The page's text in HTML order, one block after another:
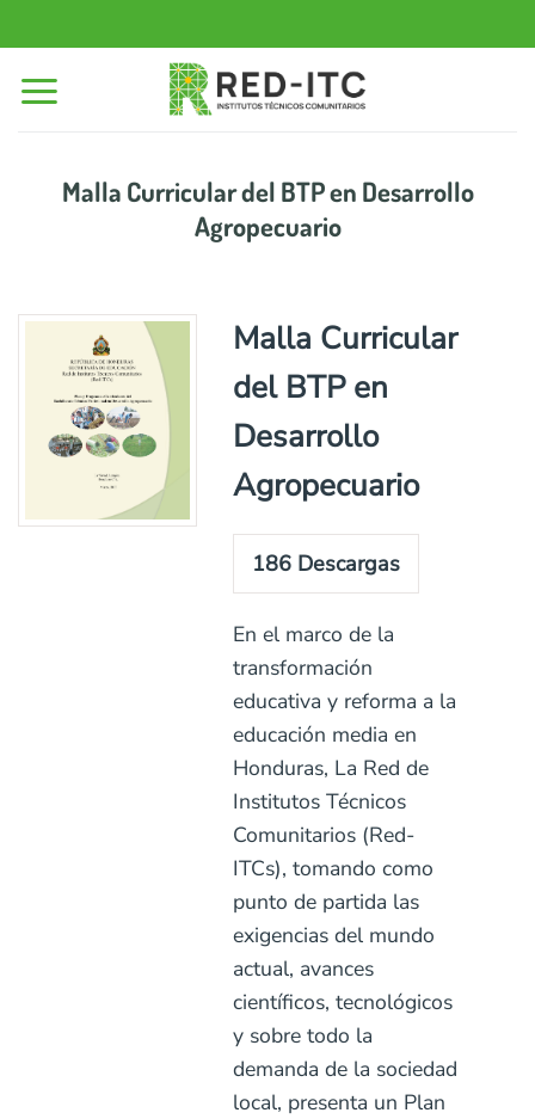
al
contenido
Malla Curricular del BTP en Desarrollo
Agropecuario
Malla Curricular
del BTP en
Desarrollo
Agropecuario
186 Descargas
En el marco de la
transformación
educativa y reforma a la
educación media en
Honduras, La Red de
Institutos Técnicos
Comunitarios (Red-
ITCs), tomando como
punto de partida las
exigencias del mundo
actual, avances
científicos, tecnológicos
y sobre todo la
demanda de la sociedad
local, presenta un Plan